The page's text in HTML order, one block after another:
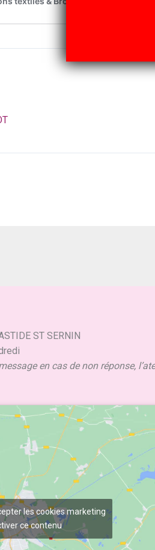
ST SERNIN
en cas de non réponse,
les cookies marketing
ce contenu